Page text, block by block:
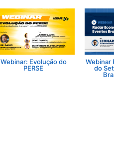
Webinar: Evolução do
PERSE
Webinar
do